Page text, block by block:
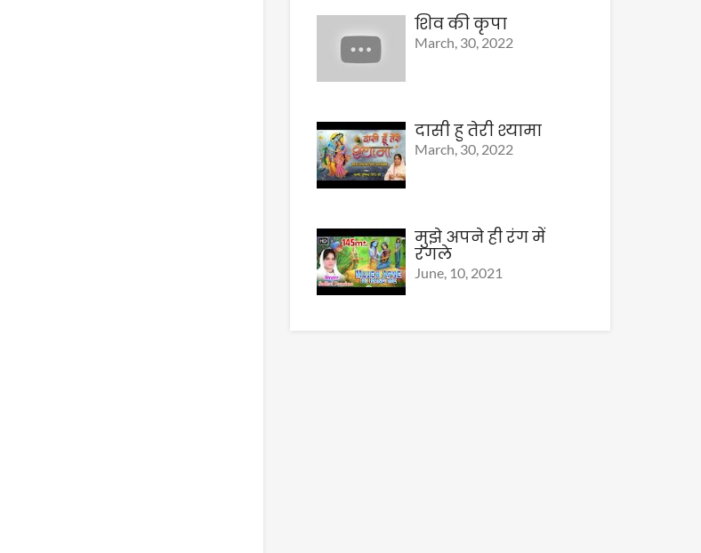
शिव की कृपा
March, 30, 2022
दासी हु तेरी श्यामा
March, 30, 2022
मुझे अपने ही रंग में
रंगले
June, 10, 2021